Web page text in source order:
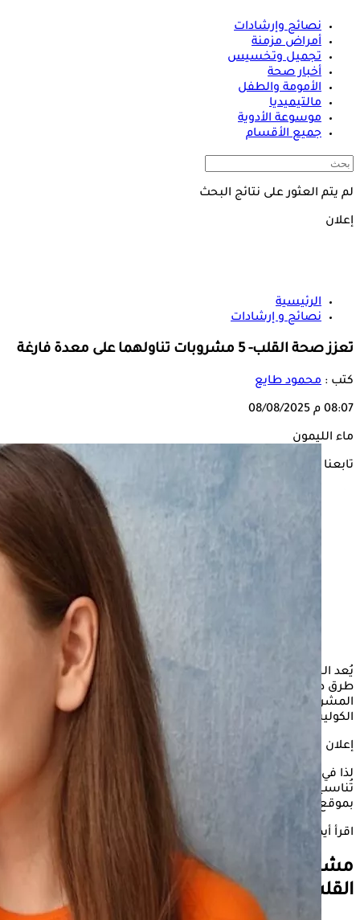
نصائح وإرشادات
أمراض مزمنة
تجميل وتخسيس
أخبار صحة
الأمومة والطفل
مالتيميديا
موسوعة الأدوية
جميع الأقسام
لم يتم العثور على نتائج البحث
إعلان
الرئيسية
نصائح و إرشادات
تعزز صحة القلب- 5 مشروبات تناولهما على معدة فارغة
كتب : محمود طايع
08:07 م 08/08/2025
ماء الليمون
تابعنا على
يُعد الحفاظ على صحة القلب أمرٌ بالغ الأهمية لدى الأشخاص، ومن
طرق دعم صحة القلب اتباع روتين صباحي يشمل تناول بعض
المشروبات المناسبة على معدة فارغة لخفض مستويات
الكوليسترول وتحسين الدورة الدموية.
إعلان
لذا في هذا الشأن يستعرض "الكونسلتو" بعض المشروبات التي
تُناسب معدة فارغة للحفاظ على صحة القلب، وذلك وفقًا لما جاء
بموقع only my health
اقرأ أيضًا: احذر- نقص هذه المعادن بجسمك خطر على قلبك
مشروبات تناولها على معدة فارغة لصحة
القلب